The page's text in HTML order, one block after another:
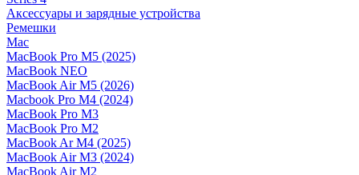
Аксессуары и зарядные устройства
Ремешки
Mac
MacBook Pro M5 (2025)
MacBook NEO
MacBook Air M5 (2026)
Macbook Pro M4 (2024)
MacBook Pro M3
MacBook Pro M2
MacBook Ar M4 (2025)
MacBook Air M3 (2024)
MacBook Air M2